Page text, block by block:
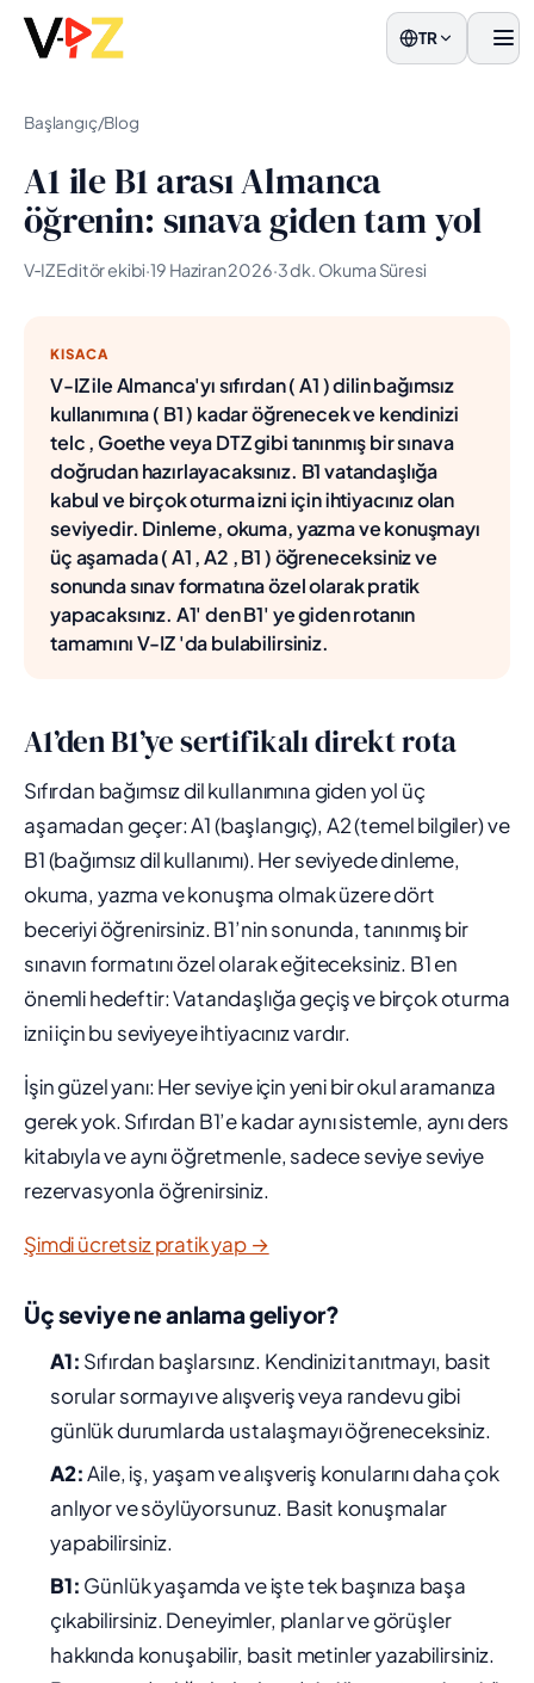
TR
Başlangıç/Blog
A1 ile B1 arası Almanca
öğrenin: sınava giden tam yol
V‑IZ Editör ekibi·19 Haziran 2026·3 dk. Okuma Süresi
KISACA
V-IZ ile Almanca'yı sıfırdan ( A1 ) dilin bağımsız
kullanımına ( B1 ) kadar öğrenecek ve kendinizi
telc , Goethe veya DTZ gibi tanınmış bir sınava
doğrudan hazırlayacaksınız. B1 vatandaşlığa
kabul ve birçok oturma izni için ihtiyacınız olan
seviyedir. Dinleme, okuma, yazma ve konuşmayı
üç aşamada ( A1 , A2 , B1 ) öğreneceksiniz ve
sonunda sınav formatına özel olarak pratik
yapacaksınız. A1' den B1' ye giden rotanın
tamamını V-IZ 'da bulabilirsiniz.
A1’den B1’ye sertifikalı direkt rota
Sıfırdan bağımsız dil kullanımına giden yol üç
aşamadan geçer: A1 (başlangıç), A2 (temel bilgiler) ve
B1 (bağımsız dil kullanımı). Her seviyede dinleme,
okuma, yazma ve konuşma olmak üzere dört
beceriyi öğrenirsiniz. B1’nin sonunda, tanınmış bir
sınavın formatını özel olarak eğiteceksiniz. B1 en
önemli hedeftir: Vatandaşlığa geçiş ve birçok oturma
izni için bu seviyeye ihtiyacınız vardır.
İşin güzel yanı: Her seviye için yeni bir okul aramanıza
gerek yok. Sıfırdan B1’e kadar aynı sistemle, aynı ders
kitabıyla ve aynı öğretmenle, sadece seviye seviye
rezervasyonla öğrenirsiniz.
Şimdi ücretsiz pratik yap →
Üç seviye ne anlama geliyor?
A1: Sıfırdan başlarsınız. Kendinizi tanıtmayı, basit
sorular sormayı ve alışveriş veya randevu gibi
günlük durumlarda ustalaşmayı öğreneceksiniz.
A2:Aile, iş, yaşam ve alışveriş konularını daha çok
anlıyor ve söylüyorsunuz. Basit konuşmalar
yapabilirsiniz.
B1: Günlük yaşamda ve işte tek başınıza başa
çıkabilirsiniz. Deneyimler, planlar ve görüşler
hakkında konuşabilir, basit metinler yazabilirsiniz.